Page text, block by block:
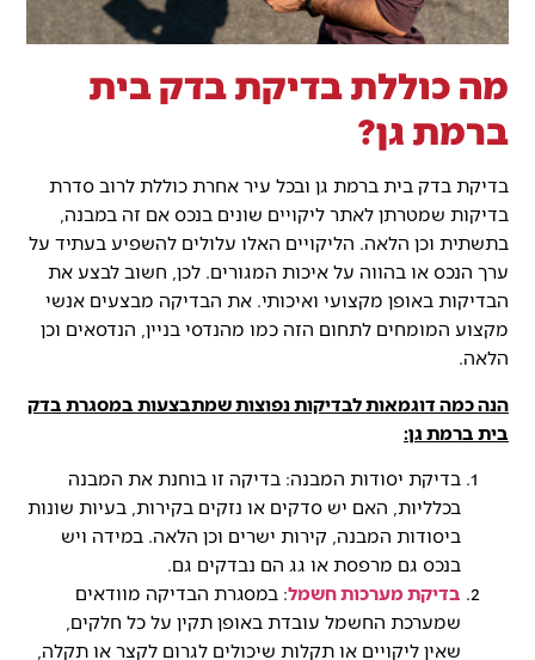
מה כוללת בדיקת בדק בית
ברמת גן?
בדיקת בדק בית ברמת גן ובכל עיר אחרת כוללת לרוב סדרת
בדיקות שמטרתן לאתר ליקויים שונים בנכס אם זה במבנה,
בתשתית וכן הלאה. הליקויים האלו עלולים להשפיע בעתיד על
ערך הנכס או בהווה על איכות המגורים. לכן, חשוב לבצע את
הבדיקות באופן מקצועי ואיכותי. את הבדיקה מבצעים אנשי
מקצוע המומחים לתחום הזה כמו מהנדסי בניין, הנדסאים וכן
הלאה.
הנה כמה דוגמאות לבדיקות נפוצות שמתבצעות במסגרת בדק
בית ברמת גן:
בדיקת יסודות המבנה: בדיקה זו בוחנת את המבנה
בכלליות, האם יש סדקים או נזקים בקירות, בעיות שונות
ביסודות המבנה, קירות ישרים וכן הלאה. במידה ויש
בנכס גם מרפסת או גג הם נבדקים גם.
בדיקת מערכות חשמל: במסגרת הבדיקה מוודאים
שמערכת החשמל עובדת באופן תקין על כל חלקים,
שאין ליקויים או תקלות שיכולים לגרום לקצר או תקלה,